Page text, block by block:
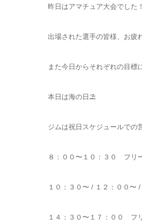
昨日はアマチュア大会でした
出場された選手の皆様、お疲
また今日からそれぞれの目標
本日は海の日⛱
ジムは祝日スケジュールでの
８：００〜１０：３０ フリ
１０：３０〜 / １２：００
１４：３０〜１７：００ フ